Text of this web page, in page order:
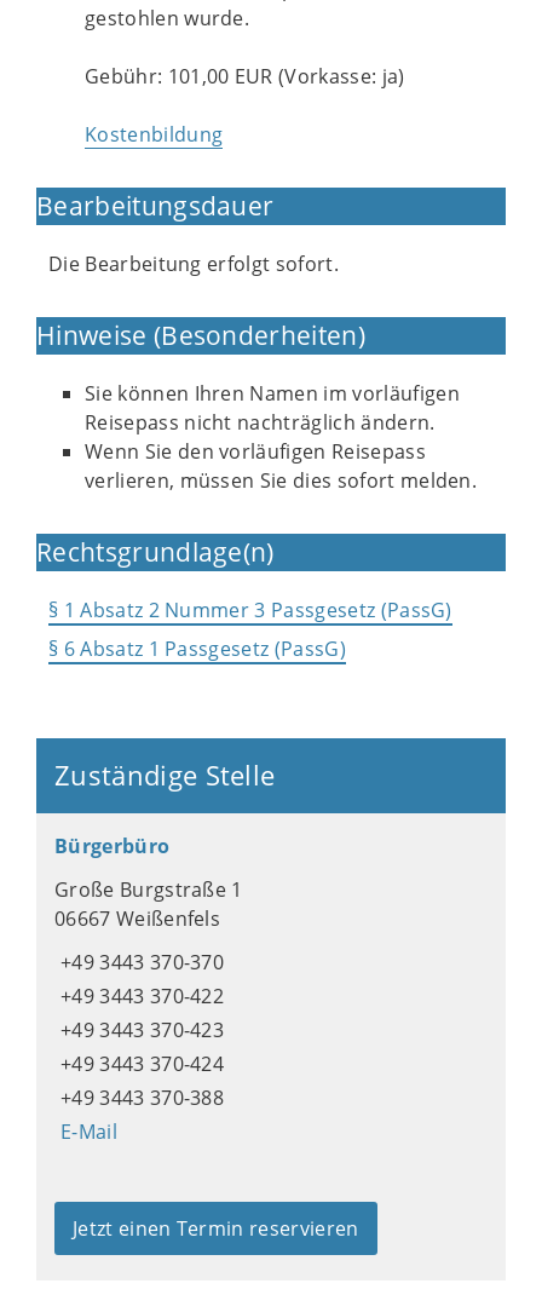
gestohlen wurde.
Gebühr: 101,00 EUR (Vorkasse: ja)
Kostenbildung
Bearbeitungsdauer
Die Bearbeitung erfolgt sofort.
Hinweise (Besonderheiten)
Sie können Ihren Namen im vorläufigen
Reisepass nicht nachträglich ändern.
Wenn Sie den vorläufigen Reisepass
verlieren, müssen Sie dies sofort melden.
Rechtsgrundlage(n)
§ 1 Absatz 2 Nummer 3 Passgesetz (PassG)
§ 6 Absatz 1 Passgesetz (PassG)
Zuständige Stelle
Bürgerbüro
Große Burgstraße 1
06667 Weißenfels
+49 3443 370-370
+49 3443 370-422
+49 3443 370-423
+49 3443 370-424
+49 3443 370-388
E-Mail
Jetzt einen Termin reservieren